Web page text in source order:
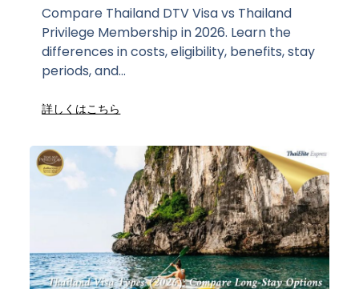
Compare Thailand DTV Visa vs Thailand
Privilege Membership in 2026. Learn the
differences in costs, eligibility, benefits, stay
periods, and...
詳しくはこちら